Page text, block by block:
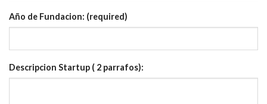
Año de Fundacion: (required)
Descripcion Startup ( 2 parrafos):